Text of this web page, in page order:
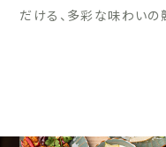
だける、多彩な味わいの